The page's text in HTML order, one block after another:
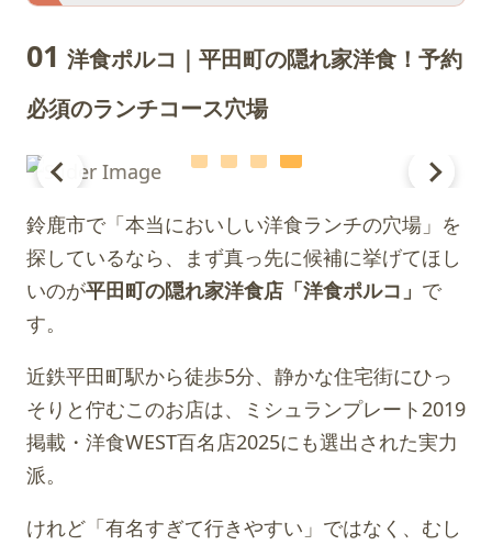
01 洋食ポルコ｜平田町の隠れ家洋食！予約
必須のランチコース穴場
鈴鹿市で「本当においしい洋食ランチの穴場」を
探しているなら、まず真っ先に候補に挙げてほし
いのが平田町の隠れ家洋食店「洋食ポルコ」 で
す。
近鉄平田町駅から徒歩5分、静かな住宅街にひっ
そりと佇むこのお店は、ミシュランプレート2019
掲載・洋食WEST百名店2025にも選出された実力
派。
けれど「有名すぎて行きやすい」ではなく、むし